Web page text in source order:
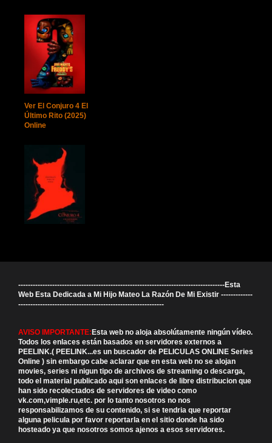
Ver El Conjuro 4 El
Último Rito (2025)
Online
-------------------------------------------------------------------------------------Esta
Web Esta Dedicada a Mi Hijo Mateo La Razón De Mi Existir -------------
------------------------------------------------------------
AVISO IMPORTANTE:Esta web no aloja absolútamente ningún vídeo.
Todos los enlaces están basados en servidores externos a
PEELINK.( PEELINK...es un buscador de PELICULAS ONLINE Series
Online ) sin embargo cabe aclarar que en esta web no se alojan
movies, series ni nigun tipo de archivos de streaming o descarga,
todo el material publicado aqui son enlaces de libre distribucion que
han sido recolectados de servidores de video como
vk.com,vimple.ru,etc. por lo tanto nosotros no nos
responsabilizamos de su contenido, si se tendria que reportar
alguna pelicula por favor reportarla en el sitio donde ha sido
hosteado ya que nosotros somos ajenos a esos servidores.